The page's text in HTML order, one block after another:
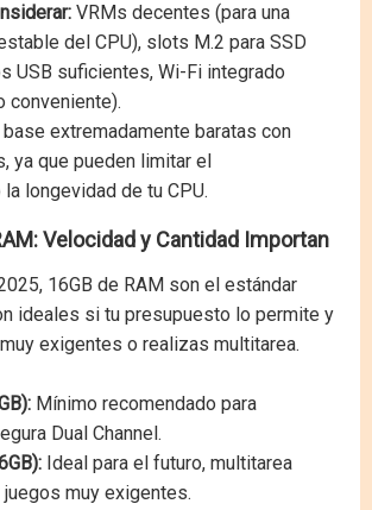
VRMs decentes (para una
del CPU), slots M.2 para SSD
USB suficientes, Wi-Fi integrado
conveniente).
extremadamente baratas con
ya que pueden limitar el
longevidad de tu CPU.
Velocidad y Cantidad Importan
16GB de RAM son el estándar
ideales si tu presupuesto lo permite y
exigentes o realizas multitarea.
Mínimo recomendado para
Dual Channel.
Ideal para el futuro, multitarea
muy exigentes.